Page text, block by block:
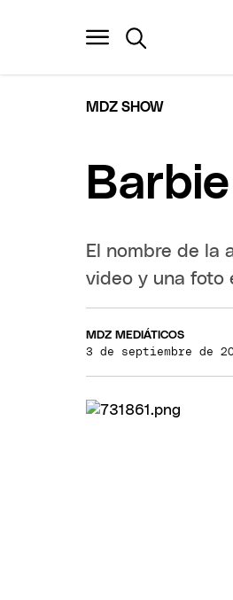
MDZ SHOW
El nombre de la
video y una foto
MDZ MEDIÁTICOS
3 de septiembre de